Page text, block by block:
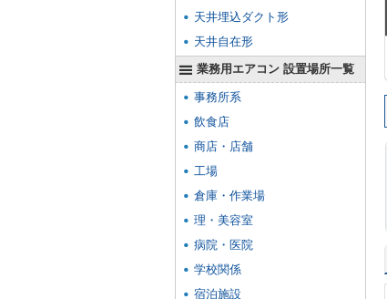
天井埋込ダクト形
天井自在形
業務用エアコン 設置場所一覧
事務所系
飲食店
商店・店舗
工場
倉庫・作業場
理・美容室
病院・医院
学校関係
宿泊施設